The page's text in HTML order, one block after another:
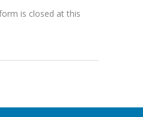
is closed at this